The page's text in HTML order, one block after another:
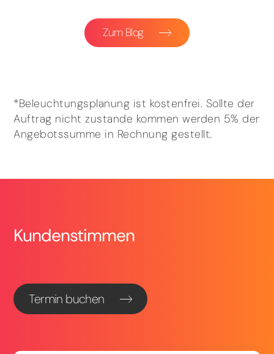
Zum Blog
*Beleuchtungsplanung ist kostenfrei. Sollte der
Auftrag nicht zustande kommen werden 5% der
Angebotssumme in Rechnung gestellt.
Kundenstimmen
Termin buchen